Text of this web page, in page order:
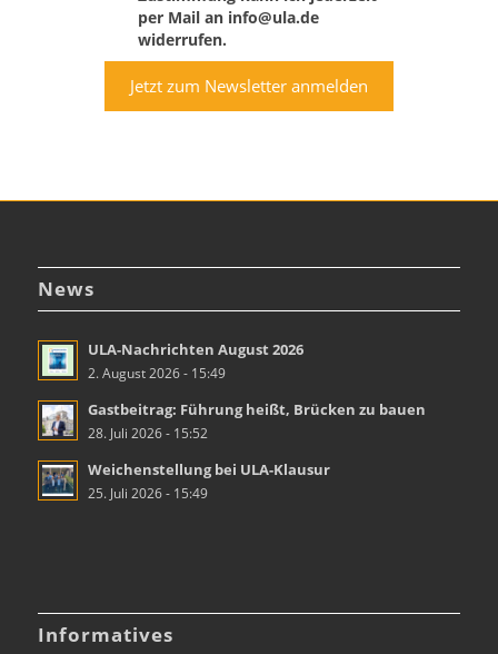
Jetzt zum Newsletter anmelden
per Mail an info@ula.de
widerrufen.
News
ULA-Nachrichten August 2026
2. August 2026 - 15:49
Gastbeitrag: Führung heißt, Brücken zu bauen
28. Juli 2026 - 15:52
Weichenstellung bei ULA-Klausur
25. Juli 2026 - 15:49
Informatives